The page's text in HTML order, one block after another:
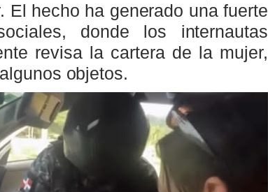
El hecho ha generado una fuerte
donde los internautas
revisa la cartera de la mujer,
objetos.